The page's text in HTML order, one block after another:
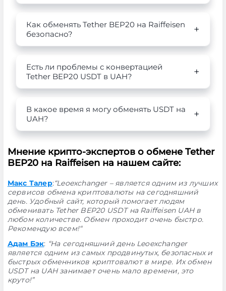
Как обменять Tether BEP20 на Raiffeisen
безопасно?
Есть ли проблемы с конвертацией
Tether BEP20 USDT в UAH?
В какое время я могу обменять USDT на
UAH?
Мнение крипто-экспертов о обмене Tether
BEP20 на Raiffeisen на нашем сайте:
Макс Талер:“Leoexchanger – является одним из лучших
сервисов обмена криптовалюты на сегодняшний
день. Удобный сайт, который помогает людям
обменивать Tether BEP20 USDT на Raiffeisen UAH в
любом количестве. Обмен проходит очень быстро.
Рекомендую всем!“
Адам Бэк: “На сегодняшний день Leoexchanger
является одним из самых продвинутых, безопасных и
быстрых обменников криптовалют в мире. Их обмен
USDT на UAH занимает очень мало времени, это
круто!”